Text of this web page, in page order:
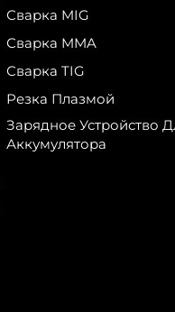
Сварка MIG
Сварка MMA
Сварка TIG
Резка Плазмой
Зарядное Устройство
Аккумулятора